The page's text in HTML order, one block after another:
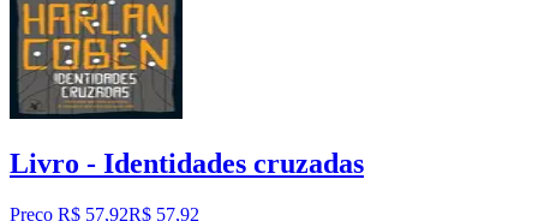
Livro - Identidades cruzadas
Preço R$ 57,92R$ 57,92